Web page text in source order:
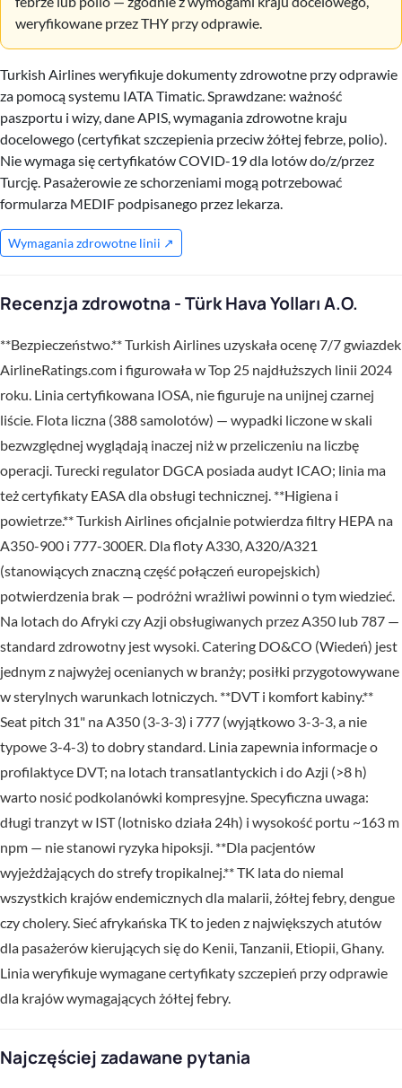
weryfikowane przez THY przy odprawie.
Turkish Airlines weryfikuje dokumenty zdrowotne przy odprawie
za pomocą systemu IATA Timatic. Sprawdzane: ważność
paszportu i wizy, dane APIS, wymagania zdrowotne kraju
docelowego (certyfikat szczepienia przeciw żółtej febrze, polio).
Nie wymaga się certyfikatów COVID-19 dla lotów do/z/przez
Turcję. Pasażerowie ze schorzeniami mogą potrzebować
formularza MEDIF podpisanego przez lekarza.
Wymagania zdrowotne linii ↗
Recenzja zdrowotna - Türk Hava Yolları A.O.
**Bezpieczeństwo.** Turkish Airlines uzyskała ocenę 7/7 gwiazdek
AirlineRatings.com i figurowała w Top 25 najdłuższych linii 2024
roku. Linia certyfikowana IOSA, nie figuruje na unijnej czarnej
liście. Flota liczna (388 samolotów) — wypadki liczone w skali
bezwzględnej wyglądają inaczej niż w przeliczeniu na liczbę
operacji. Turecki regulator DGCA posiada audyt ICAO; linia ma
też certyfikaty EASA dla obsługi technicznej. **Higiena i
powietrze.** Turkish Airlines oficjalnie potwierdza filtry HEPA na
A350-900 i 777-300ER. Dla floty A330, A320/A321
(stanowiących znaczną część połączeń europejskich)
potwierdzenia brak — podróżni wrażliwi powinni o tym wiedzieć.
Na lotach do Afryki czy Azji obsługiwanych przez A350 lub 787 —
standard zdrowotny jest wysoki. Catering DO&CO (Wiedeń) jest
jednym z najwyżej ocenianych w branży; posiłki przygotowywane
w sterylnych warunkach lotniczych. **DVT i komfort kabiny.**
Seat pitch 31" na A350 (3-3-3) i 777 (wyjątkowo 3-3-3, a nie
typowe 3-4-3) to dobry standard. Linia zapewnia informacje o
profilaktyce DVT; na lotach transatlantyckich i do Azji (>8 h)
warto nosić podkolanówki kompresyjne. Specyficzna uwaga:
długi tranzyt w IST (lotnisko działa 24h) i wysokość portu ~163 m
npm — nie stanowi ryzyka hipoksji. **Dla pacjentów
wyjeżdżających do strefy tropikalnej.** TK lata do niemal
wszystkich krajów endemicznych dla malarii, żółtej febry, dengue
czy cholery. Sieć afrykańska TK to jeden z największych atutów
dla pasażerów kierujących się do Kenii, Tanzanii, Etiopii, Ghany.
Linia weryfikuje wymagane certyfikaty szczepień przy odprawie
dla krajów wymagających żółtej febry.
Najczęściej zadawane pytania